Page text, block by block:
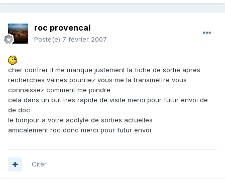
roc provencal
Posté(e) 7 février 2007
cher confrer il me manque justement la fiche de sortie apres
recherches vaines pourriez vous me la transmettre vous
connaissez comment me joindre
cela dans un but tres rapide de visite merci pour futur envoi de
de doc
le bonjour a votre acolyte de sorties actuelles
amicalement roc donc merci pour futur envoi
Citer